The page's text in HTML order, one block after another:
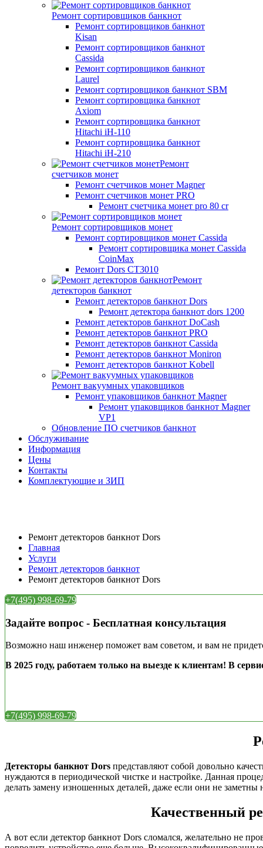
Ремонт сортировщиков банкнот
Ремонт сортировщиков банкнот
Kisan
Ремонт сортировщиков банкнот
Cassida
Ремонт сортировщиков банкнот
Laurel
Ремонт сортировщиков банкнот SBM
Ремонт сортировщика банкнот
Axiom
Ремонт сортировщика банкнот
Hitachi iH-110
Ремонт сортировщика банкнот
Hitachi iH-210
Ремонт
счетчиков монет
Ремонт счетчиков монет Magner
Ремонт счетчиков монет PRO
Ремонт счетчика монет pro 80 cr
Ремонт сортировщиков монет
Ремонт сортировщиков монет Cassida
Ремонт сортировщика монет Cassida
CoinMax
Ремонт Dors CT3010
Ремонт
детекторов банкнот
Ремонт детекторов банкнот Dors
Ремонт детектора банкнот dors 1200
Ремонт детекторов банкнот DoCash
Ремонт детекторов банкнот PRO
Ремонт детекторов банкнот Cassida
Ремонт детекторов банкнот Moniron
Ремонт детекторов банкнот Kobell
Ремонт вакуумных упаковщиков
Ремонт упаковщиков банкнот Magner
Ремонт упаковщиков банкнот Magner
VP1
Обновление ПО счетчиков банкнот
Обслуживание
Информация
Цены
Контакты
Комплектующие и ЗИП
Ремонт детекторов банкнот Dors
Главная
Услуги
Ремонт детекторов банкнот
Ремонт детекторов банкнот Dors
+7(495) 998-69-79
Задайте вопрос - Бесплатная консультация
Возможно наш инженер поможет вам советом, и вам не
В 2025 году, работаем только на выезде к клиентам! В
+7(495) 998-69-79
Детекторы банкнот Dors представляют собой довольно
нуждаются в периодической чистке и настройке. Данная
делать замену изношенных деталей, даже если они не
Качественный
А вот если детектор банкнот Dors сломался, желательно не